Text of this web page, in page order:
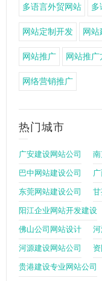
多语言外贸网站 多
网站定制开发 网站
网站推广 网站推广
网络营销推广
热门城市
广安建设网站公司
巴中网站建设公司
东莞网站建设公司 甘
阳江企业网站开发建设
佛山公司网站设计 河
河源建设网站公司
贵港建设专业网站公司